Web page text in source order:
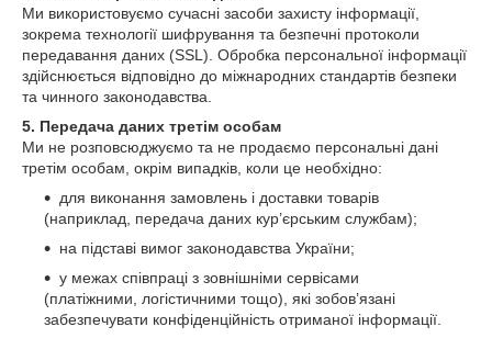
Ми використовуємо сучасні засоби захисту інформації,
зокрема технології шифрування та безпечні протоколи
передавання даних (SSL). Обробка персональної інформації
здійснюється відповідно до міжнародних стандартів безпеки
та чинного законодавства.
5. Передача даних третім особам
Ми не розповсюджуємо та не продаємо персональні дані
третім особам, окрім випадків, коли це необхідно:
для виконання замовлень і доставки товарів
(наприклад, передача даних кур’єрським службам);
на підставі вимог законодавства України;
у межах співпраці з зовнішніми сервісами
(платіжними, логістичними тощо), які зобов’язані
забезпечувати конфіденційність отриманої інформації.